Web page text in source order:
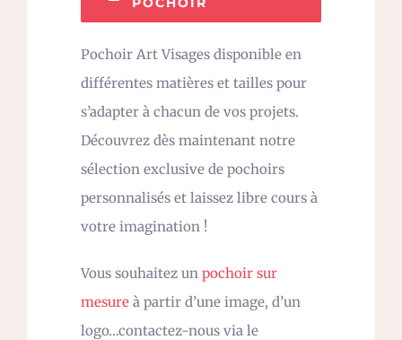
Pochoir Art Visages disponible en
différentes matières et tailles pour
s’adapter à chacun de vos projets.
Découvrez dès maintenant notre
sélection exclusive de pochoirs
personnalisés et laissez libre cours à
votre imagination !
Vous souhaitez un pochoir sur
mesure à partir d’une image, d’un
logo…contactez-nous via le